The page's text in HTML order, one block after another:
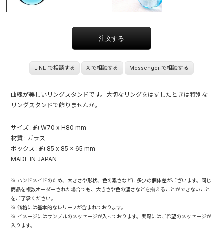
LINE で相談する X で相談する Messenger で相談する
曲線が美しいリングスタンドです。大切なリングをはずしたときは特別な
リングスタンドで飾りませんか。
サイズ : 約 W70 x H80 mm
材質 : ガラス
ボックス : 約 85 x 85 x 65 mm
MADE IN JAPAN
※ ハンドメイドのため、大きさや形状、色の濃さなどに多少の個体差がございます。同じ
商品を複数オーダーされた場合でも、大きさや色の濃さなどを揃えることができないこと
をご了承ください。
※ 価格には基本的なレリーフが含まれております。
※ イメージにはサンプルのメッセージが入っております。実際にはご希望のメッセージが
入ります。